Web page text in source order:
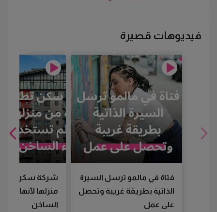
فيديوهات قصيرة
فتاة في مالمو ترسل السيرة
الذاتية بطريقة غريبة وتحصل
على عمل
شركة سكن
منزلها لأنها لم
الساخن